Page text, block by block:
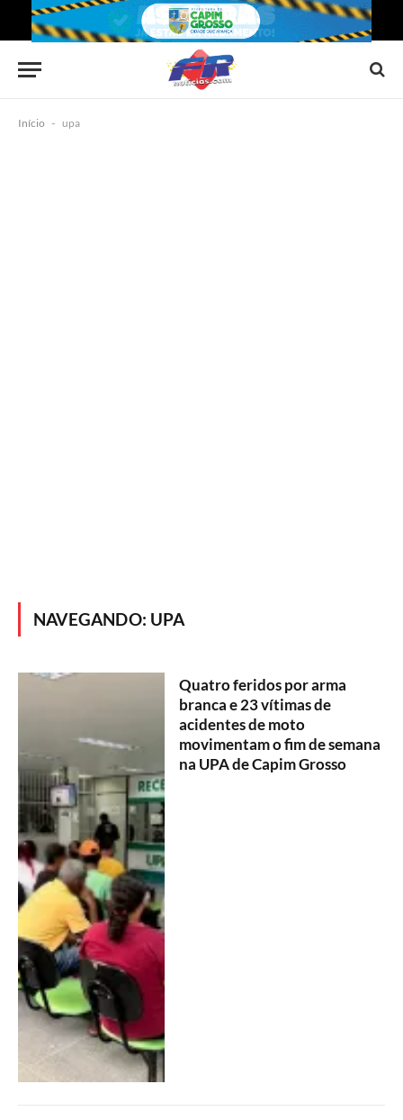
Início - upa
NAVEGANDO: UPA
Quatro feridos por arma
branca e 23 vítimas de
acidentes de moto
movimentam o fim de semana
na UPA de Capim Grosso